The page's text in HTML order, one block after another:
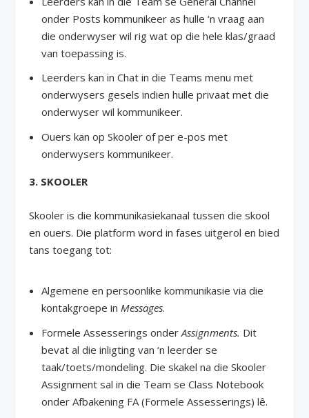
onder Posts kommunikeer as hulle ‘n vraag aan
die onderwyser wil rig wat op die hele klas/graad
van toepassing is.
Leerders kan in Chat in die Teams menu met
onderwysers gesels indien hulle privaat met die
onderwyser wil kommunikeer.
Ouers kan op Skooler of per e-pos met
onderwysers kommunikeer.
3. SKOOLER
Skooler is die kommunikasiekanaal tussen die skool
en ouers. Die platform word in fases uitgerol en bied
tans toegang tot:
Algemene en persoonlike kommunikasie via die
kontakgroepe in Messages.
Formele Assesserings onder Assignments. Dit
bevat al die inligting van ‘n leerder se
taak/toets/mondeling. Die skakel na die Skooler
Assignment sal in die Team se Class Notebook
onder Afbakening FA (Formele Assesserings) lê.